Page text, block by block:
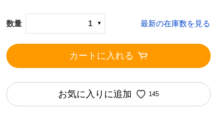
数量 1 最新の在庫数を見る
カートに入れる
お気に入りに追加 145